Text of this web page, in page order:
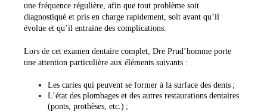
une fréquence régulière, afin que tout problème soit
diagnostiqué et pris en charge rapidement, soit avant qu’il
évolue et qu’il entraine des complications.
Lors de cet examen dentaire complet, Dre Prud’homme porte
une attention particulière aux éléments suivants :
Les caries qui peuvent se former à la surface des dents ;
L’état des plombages et des autres restaurations dentaires
(ponts, prothèses, etc.) ;